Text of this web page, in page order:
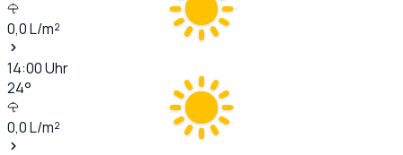
0,0L/m²
14:00Uhr
24°
0,0L/m²